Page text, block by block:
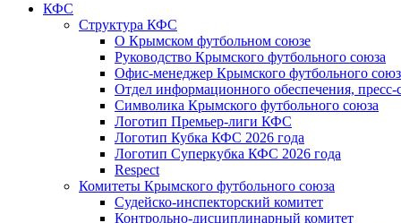
КФС
Структура КФС
О Крымском футбольном союзе
Руководство Крымского футбольного союза
Офис-менеджер Крымского футбольного
Отдел информационного обеспечения, пресс-
Символика Крымского футбольного союза
Логотип Премьер-лиги КФС
Логотип Кубка КФС 2026 года
Логотип Суперкубка КФС 2026 года
Respect
Комитеты Крымского футбольного союза
Судейско-инспекторский комитет
Контрольно-дисциплинарный комитет